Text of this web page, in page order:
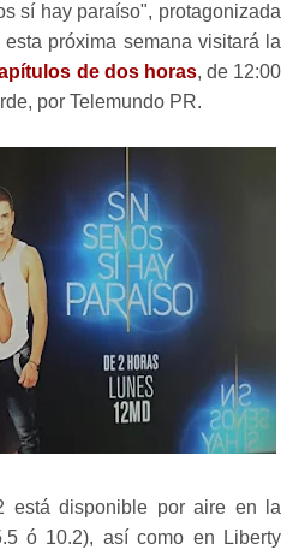
sí hay paraíso", protagonizada
próxima semana visitará la
de dos horas, de 12:00
por Telemundo PR.
está disponible por aire en la
ó 10.2), así como en Liberty